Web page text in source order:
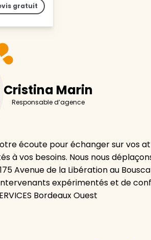
gratuit
Cristina Marin
Responsable d’agence
écoute pour échanger sur vos
à vos besoins. Nous nous
Avenue de la Libération au
expérimentés et de
Bordeaux Ouest